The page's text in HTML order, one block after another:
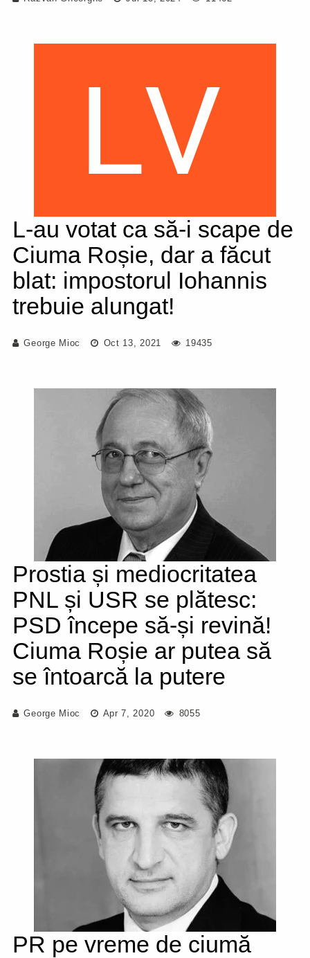
L-au votat ca să-i scape de
Ciuma Roșie, dar a făcut
blat: impostorul Iohannis
trebuie alungat!
George Mioc Oct 13, 2021 19435
Prostia și mediocritatea
PNL și USR se plătesc:
PSD începe să-și revină!
Ciuma Roșie ar putea să
se întoarcă la putere
George Mioc Apr 7, 2020 8055
PR pe vreme de ciumă